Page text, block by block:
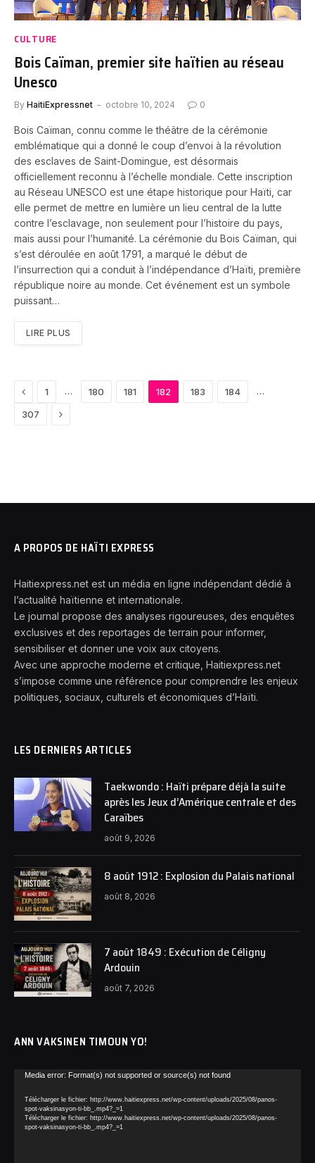
CULTURE
Bois Caïman, premier site haïtien au réseau
Unesco
By HaitiExpressnet octobre 10, 2024 0
Bois Caïman, connu comme le théâtre de la cérémonie
emblématique qui a donné le coup d’envoi à la révolution
des esclaves de Saint-Domingue, est désormais
officiellement reconnu à l’échelle mondiale. Cette inscription
au Réseau UNESCO est une étape historique pour Haïti, car
elle permet de mettre en lumière un lieu central de la lutte
contre l’esclavage, non seulement pour l’histoire du pays,
mais aussi pour l’humanité. La cérémonie du Bois Caïman, qui
s’est déroulée en août 1791, a marqué le début de
l’insurrection qui a conduit à l’indépendance d’Haïti, première
république noire au monde. Cet événement est un symbole
puissant…
LIRE PLUS
Previous
1 … 180 181 182 183 184 …
307 Next
A PROPOS DE HAÏTI EXPRESS
Haitiexpress.net est un média en ligne indépendant dédié à
l’actualité haïtienne et internationale.
Le journal propose des analyses rigoureuses, des enquêtes
exclusives et des reportages de terrain pour informer,
sensibiliser et donner une voix aux citoyens.
Avec une approche moderne et critique, Haitiexpress.net
s’impose comme une référence pour comprendre les enjeux
politiques, sociaux, culturels et économiques d’Haïti.
LES DERNIERS ARTICLES
Taekwondo : Haïti prépare déjà la suite
après les Jeux d’Amérique centrale et des
Caraïbes
août 9, 2026
8 août 1912 : Explosion du Palais national
août 8, 2026
7 août 1849 : Exécution de Céligny
Ardouin
août 7, 2026
ANN VAKSINEN TIMOUN YO!
Lecteur
Media error: Format(s) not supported or source(s) not found
Télécharger le fichier: http://www.haitiexpress.net/wp-content/uploads/2025/08/panos-
spot-vaksinasyon-ti-bb_.mp4?_=1
Télécharger le fichier: http://www.haitiexpress.net/wp-content/uploads/2025/08/panos-
spot-vaksinasyon-ti-bb_.mp4?_=1